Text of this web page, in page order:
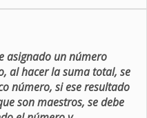
asignado un número
al hacer la suma total, se
número, si ese resultado
son maestros, se debe